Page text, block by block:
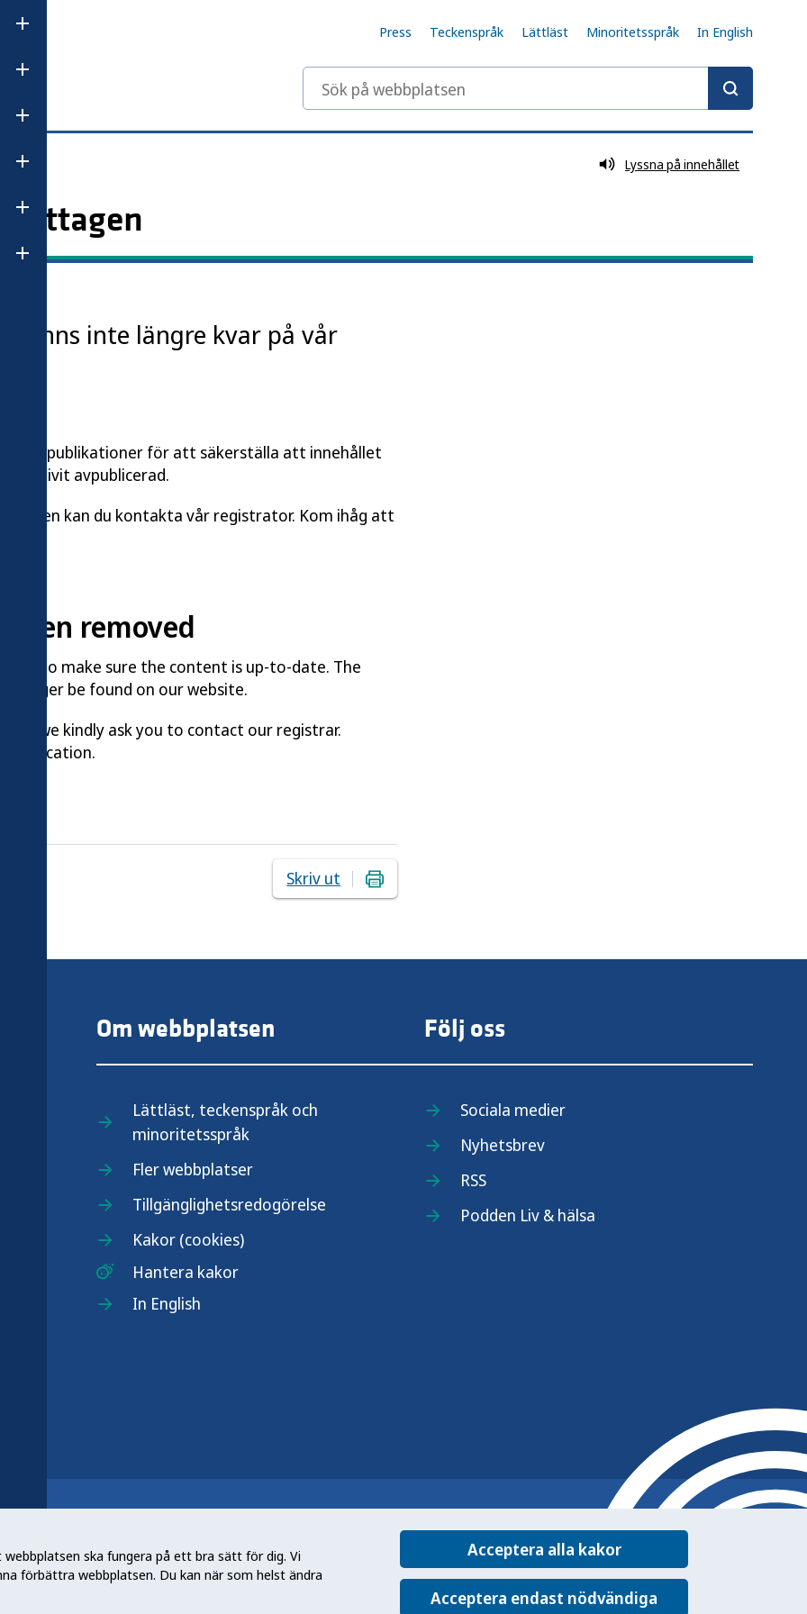
ska fungera på ett bra sätt för dig. Vi
förbättra webbplatsen. Du kan när som helst ändra
Acceptera alla kakor
Acceptera endast nödvändiga
Öppna undermeny för Våra ämnesområden
Öppna undermeny för Statistik och data
Öppna undermeny för Anmäl och rapportera
Öppna undermeny för Regler och tillsyn
Öppna undermeny för Publikationer
Öppna undermeny för Om Folkhälsomyndigheten
Press Teckenspråk Lättläst Minoritetsspråk In English
Sök på webbplatsen
Lyssna på innehållet
finns inte längre kvar på vår
våra publikationer för att säkerställa att innehållet
har blivit avpublicerad.
kan du kontakta vår registrator. Kom ihåg att
been removed
to make sure the content is up-to-date. The
longer be found on our website.
we kindly ask you to contact our registrar.
publication.
Skriv ut
Om webbplatsen
Lättläst, teckenspråk och
minoritetsspråk
Fler webbplatser
Tillgänglighetsredogörelse
Kakor (cookies)
Hantera kakor
In English
Följ oss
Sociala medier
Nyhetsbrev
RSS
Podden Liv & hälsa
myndigheten genom att utveckla
främja hälsa, förebygga ohälsa och
folkhälsa som stärker samhällets